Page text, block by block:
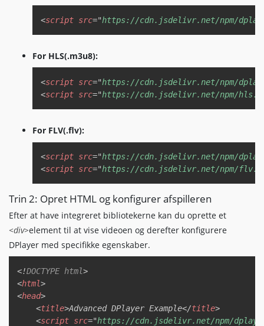
<script src="https://cdn.jsdelivr.net/npm/Copy
For HLS(.m3u8):
<script src="https://cdn.jsdelivr.net/npm/
<script src="https://cdn.jsdelivr.net/npm/
Copy
For FLV(.flv):
<script src="https://cdn.jsdelivr.net/npm/
<script src="https://cdn.jsdelivr.net/npm/
Copy
Trin 2: Opret HTML og konfigurer afspilleren
Efter at have integreret bibliotekerne kan du oprette et
<div>element til at vise videoen og derefter konfigurere
DPlayer med specifikke egenskaber.
<!DOCTYPE html>
<html>
<head>
<title>Advanced DPlayer Example</title>
<script src="https://cdn.jsdelivr.net/npm/